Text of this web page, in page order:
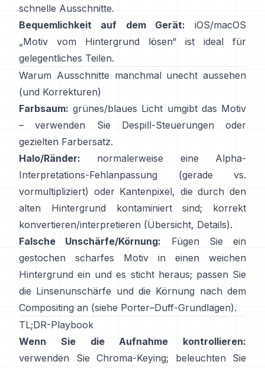
schnelle Ausschnitte.
Bequemlichkeit auf dem Gerät: iOS/macOS
„Motiv vom Hintergrund lösen“ ist ideal für
gelegentliches Teilen.
Warum Ausschnitte manchmal unecht aussehen
(und Korrekturen)
Farbsaum: grünes/blaues Licht umgibt das Motiv
– verwenden Sie
Despill-Steuerungen oder
gezielten Farbersatz.
Halo/Ränder: normalerweise eine Alpha-
Interpretations-Fehlanpassung (gerade vs.
vormultipliziert) oder Kantenpixel, die durch den
alten Hintergrund kontaminiert sind; korrekt
konvertieren/interpretieren (Übersicht, Details).
Falsche Unschärfe/Körnung: Fügen Sie ein
gestochen scharfes Motiv in einen weichen
Hintergrund ein und es sticht heraus; passen Sie
die Linsenunschärfe und die Körnung nach dem
Compositing an (siehe Porter–Duff-Grundlagen).
TL;DR-Playbook
Wenn Sie die Aufnahme kontrollieren:
verwenden Sie Chroma-Keying; beleuchten Sie